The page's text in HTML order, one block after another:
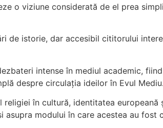
o viziune considerată de el prea
de istorie, dar accesibil cititorului
intense în mediul academic,
despre circulația ideilor în Evul Mediu.
în cultură, identitatea
modului în care acestea au